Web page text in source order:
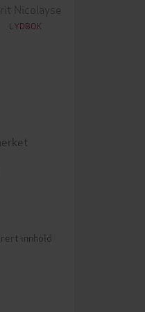
Nicolaysen
LYDBOK
innhold